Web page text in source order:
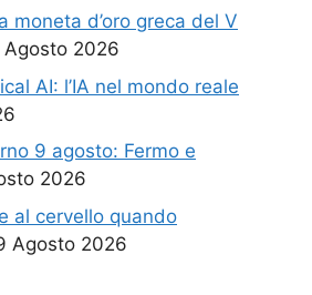
moneta d’oro greca del V
Agosto 2026
AI: l’IA nel mondo reale
9 agosto: Fermo e
2026
al cervello quando
Agosto 2026